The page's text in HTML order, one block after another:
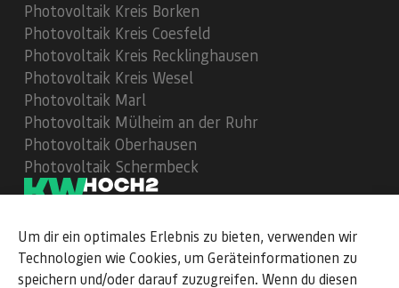
Um dir ein optimales Erlebnis zu bieten, verwenden wir
Technologien wie Cookies, um Geräteinformationen zu
speichern und/oder darauf zuzugreifen. Wenn du diesen
Photovoltaik Kreis Borken
Photovoltaik Kreis Coesfeld
Photovoltaik Kreis Recklinghausen
Photovoltaik Kreis Wesel
Photovoltaik Marl
Photovoltaik Mülheim an der Ruhr
Photovoltaik Oberhausen
Photovoltaik Schermbeck
112 Bewertungen auf ProvenExpert.com